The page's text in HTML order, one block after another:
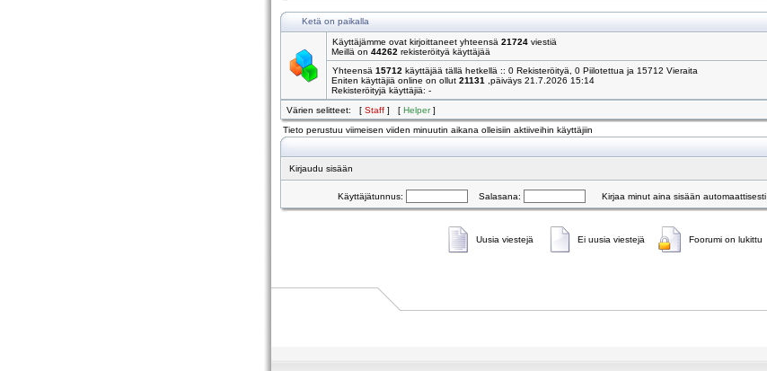
Ketä on paikalla
Käyttäjämme ovat kirjoittaneet yhteensä 21724 viestiä
Meillä on 44262 rekisteröityä käyttäjää
Yhteensä 15712 käyttäjää tällä hetkellä :: 0 Rekisteröityä, 0 Piilotettua ja 15712 Vieraita
Eniten käyttäjiä online on ollut 21131
,päiväys 21.7.2026 15:14
Rekisteröityjä käyttäjiä: -
Värien selitteet: [ Staff ] [ Helper]
Tieto perustuu viimeisen viiden minuutin aikana olleisiin aktiiveihin käyttäjiin
Kirjaudu sisään
Käyttäjätunnus: Salasana: Kirjaa minut aina sisään automaattisesti
Uusia viestejä Ei uusia viestejä Foorumi on lukittu